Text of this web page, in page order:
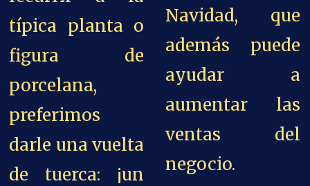
típica planta o
figura de
porcelana,
preferimos
darle una vuelta
de tuerca: ¡un
Navidad, que
además puede
ayudar a
aumentar las
ventas del
negocio.